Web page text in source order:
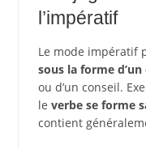
l’impératif
Le mode impératif
sous la forme
ou d’un conseil.
le verbe se forme
contient